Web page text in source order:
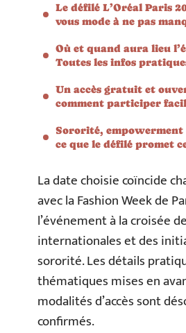
Le défilé L’Oréal Paris
vous mode à ne pas
Où et quand aura lieu
Toutes les infos
Un accès gratuit et
comment participer
Sororité, empowerment
ce que le défilé promet
La date choisie coïncide
avec la Fashion Week de
l’événement à la croisée
internationales et des
sororité. Les détails
thématiques mises en
modalités d’accès sont
confirmés.